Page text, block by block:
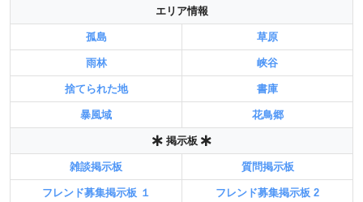
エリア情報
孤島 草原
雨林 峡谷
捨てられた地 書庫
暴風域 花鳥郷
掲示板
雑談掲示板 質問掲示板
フレンド募集掲示板 １ フレンド募集掲示板 2